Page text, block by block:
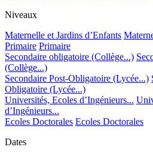
Niveaux
Maternelle et Jardins d’Enfants
Primaire Primaire
Secondaire obligatoire (Collège...)
(Collège...)
Secondaire Post-Obligatoire (Lycée...)
Obligatoire (Lycée...)
Universités, Ecoles d’Ingénieurs...
d’Ingénieurs...
Ecoles Doctorales Ecoles Doctorales
Dates